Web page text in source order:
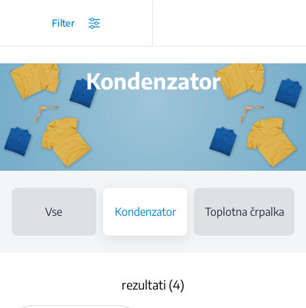
Izdelki
Kondenzator
Vse Kondenzator Toplotna črpalka
rezultati (4)
Filter